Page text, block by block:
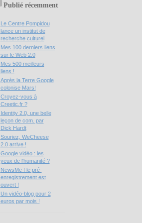
Publié récemment
Le Centre Pompidou
lance un institut de
recherche culturel
Mes 100 derniers liens
sur le Web 2.0
Mes 500 meilleurs
liens !
Après la Terre Google
colonise Mars!
Croyez-vous à
Creetic.fr ?
Identity 2.0, une belle
leçon de com. par
Dick Hardt
Souriez, WeCheese
2.0 arrive !
Google vidéo : les
yeux de l'humanité ?
NewsMe ! le pré-
enregistrement est
ouvert !
Un vidéo-blog pour 2
euros par mois !